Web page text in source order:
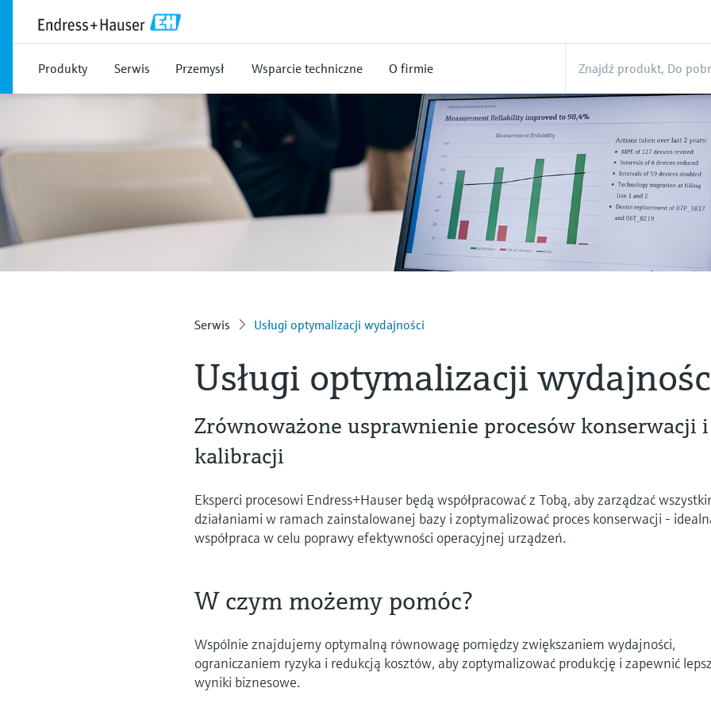
Produkty Serwis Przemysł Wsparcie techniczne O firmie
Serwis Usługi optymalizacji wydajności
Usługi optymalizacji
Zrównoważone usprawnienie procesów konserwacji i
kalibracji
Eksperci procesowi Endress+Hauser będą współpracować z Tobą, aby zarządzać
działaniami w ramach zainstalowanej bazy i zoptymalizować proces konserwacji -
współpraca w celu poprawy efektywności operacyjnej urządzeń.
W czym możemy pomóc?
Wspólnie znajdujemy optymalną równowagę pomiędzy zwiększaniem wydajności,
ograniczaniem ryzyka i redukcją kosztów, aby zoptymalizować produkcję i zapewnić
wyniki biznesowe.